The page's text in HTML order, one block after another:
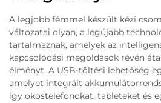
A legjobb fémmel készült kézi
változatai olyan, a legújabb
tartalmaznak, amelyek az
kapcsolódási megoldások révén
élményt. A USB-töltési lehetőség
amelyet integrált
így okostelefonokat, tableteket és